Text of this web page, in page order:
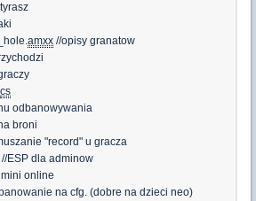
amxx //opisy granatow
cs
odbanowywania
broni
"record" u gracza
//ESP dla adminow
online
na cfg. (dobre na dzieci neo)